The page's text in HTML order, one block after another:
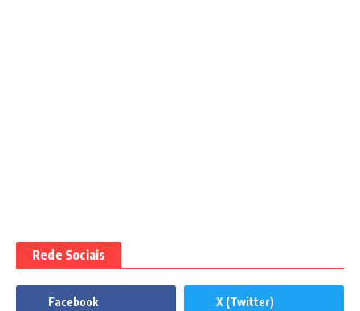
Rede Sociais
Facebook
X (Twitter)